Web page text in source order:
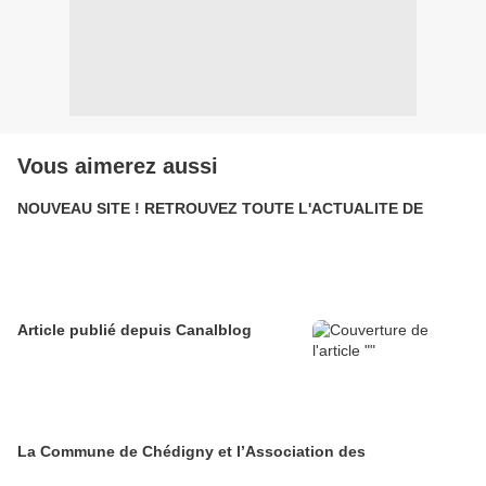
Vous aimerez aussi
NOUVEAU SITE ! RETROUVEZ TOUTE L'ACTUALITE DE
Article publié depuis Canalblog
La Commune de Chédigny et l’Association des